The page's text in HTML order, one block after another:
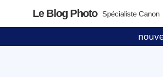
Le Blog Photo Spécialiste Canon